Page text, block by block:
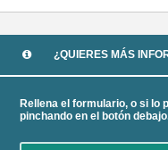
¿QUIERES MÁS
Rellena el formulario, o si lo
pinchando en el botón